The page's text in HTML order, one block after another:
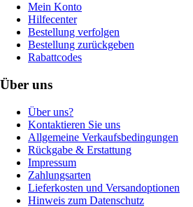
Mein Konto
Hilfecenter
Bestellung verfolgen
Bestellung zurückgeben
Rabattcodes
Über uns
Über uns?
Kontaktieren Sie uns
Allgemeine Verkaufsbedingungen
Rückgabe & Erstattung
Impressum
Zahlungsarten
Lieferkosten und Versandoptionen
Hinweis zum Datenschutz